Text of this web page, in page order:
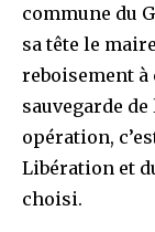
commune du
sa tête le
reboisement à
sauvegarde
opération,
Libération et
choisi.